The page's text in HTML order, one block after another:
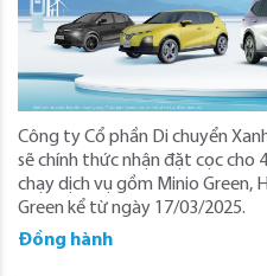
Công ty Cổ phần Di chuyển
sẽ chính thức nhận đặt cọc cho
chạy dịch vụ gồm Minio Green,
Green kể từ ngày 17/03/2025.
Đồng hành